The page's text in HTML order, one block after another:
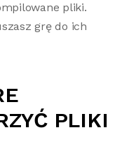
pliki.
grę do ich
PLIKI